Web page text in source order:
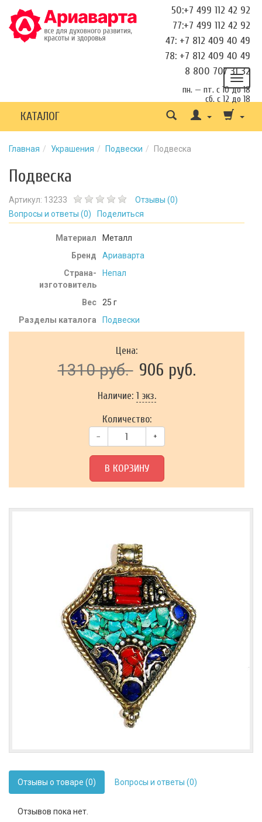
50:+7 499 112 42 92
77:+7 499 112 42 92
47: +7 812 409 40 49
78: +7 812 409 40 49
8 800 707 31 32
пн. — пт. с 10 до 18
сб. с 12 до 18
КАТАЛОГ
Главная Украшения Подвески Подвеска
Подвеска
Артикул: 13233 Отзывы (0)
Вопросы и ответы (0) Поделиться
Материал
Металл
Бренд
Ариаварта
Страна-
изготовитель
Непал
Вес 25 г
Разделы каталога
Подвески
Цена:
1310 руб. 906 руб.
Наличие: 1 экз.
Количество:
– +
В КОРЗИНУ
Отзывы о товаре (0) Вопросы и ответы (0)
Отзывов пока нет.